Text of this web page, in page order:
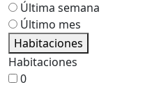
Última semana
Último mes
Habitaciones
Habitaciones
0